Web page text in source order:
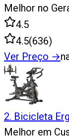
Melhor no
4.5
4.5(636)
Ver Preço →
2. Bicicleta
Melhor em